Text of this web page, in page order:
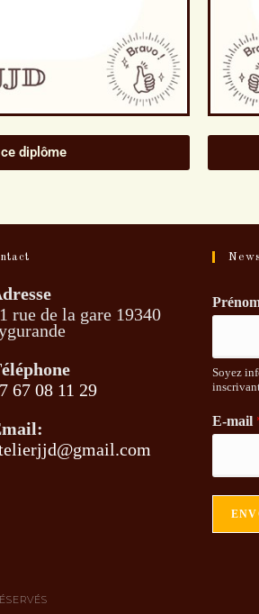
diplôme
rue de la gare 19340
67 08 11 29
Soyez
E-mail